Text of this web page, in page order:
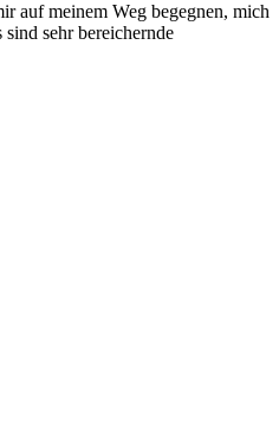
auf meinem Weg begegnen, mich
sehr bereichernde